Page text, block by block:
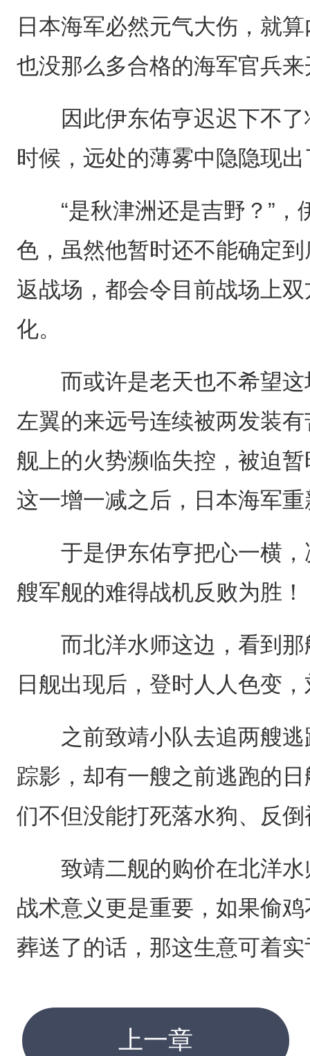
日本海军必然元气大伤，就
也没那么多合格的海军官兵
因此伊东佑亨迟迟下不了
时候，远处的薄雾中隐隐现
“是秋津洲还是吉野？”，
色，虽然他暂时还不能确定
返战场，都会令目前战场上
化。
而或许是老天也不希望这
左翼的来远号连续被两发装
舰上的火势濒临失控，被迫
这一增一减之后，日本海军
于是伊东佑亨把心一横，
艘军舰的难得战机反败为胜！
而北洋水师这边，看到那
日舰出现后，登时人人色变
之前致靖小队去追两艘逃
踪影，却有一艘之前逃跑的
们不但没能打死落水狗、反
致靖二舰的购价在北洋水
战术意义更是重要，如果偷
葬送了的话，那这生意可着
上一章